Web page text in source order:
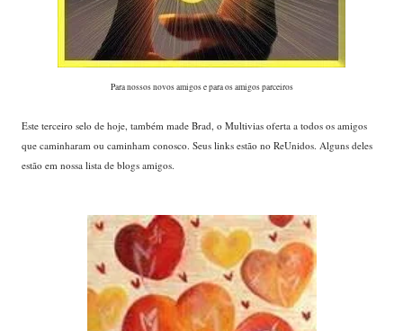
Para nossos novos amigos e para os amigos parceiros
Este terceiro selo de hoje, também made Brad, o Multivias oferta a todos os amigos
que caminharam ou caminham conosco. Seus links estão no ReUnidos. Alguns deles
estão em nossa lista de blogs amigos.